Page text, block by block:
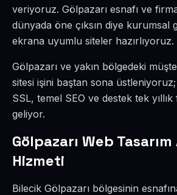
veriyoruz. Gölpazarı esnafı ve
dünyada öne çıksın diye
ekrana uyumlu siteler hazırlıyoruz.
Gölpazarı ve yakın bölgedeki
sitesi işini baştan sona
SSL, temel SEO ve destek tek yıllık
geliyor.
Gölpazarı Web Tasarım
Hizmeti
Bilecik Gölpazarı bölgesinin